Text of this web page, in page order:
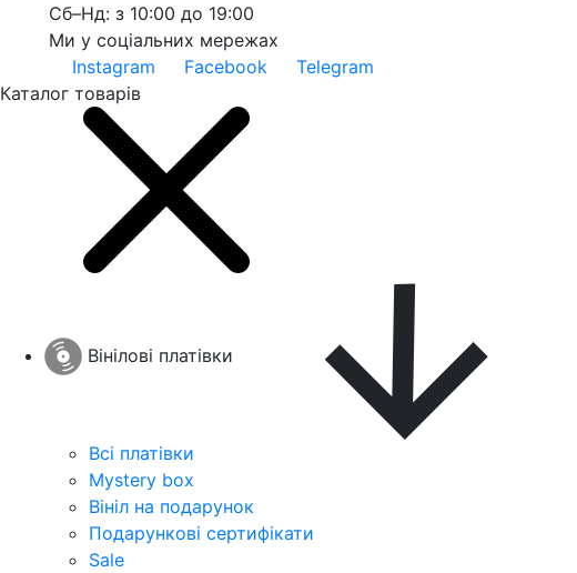
Сб–Нд: з 10:00 до 19:00
Ми у соціальних мережах
Instagram
Facebook
Telegram
Каталог товарів
Вінілові платівки
Всі платівки
Mystery box
Вініл на подарунок
Подарункові сертифікати
Sale